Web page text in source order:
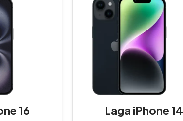
16 Laga iPhone 14